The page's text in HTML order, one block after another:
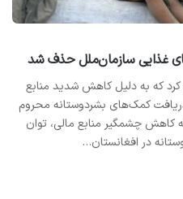
کرد که به دلیل کاهش شدید منابع
از دریافت کمک‌های بشردوستانه محروم
کاهش چشمگیر منابع مالی، توان
در افغانستان…